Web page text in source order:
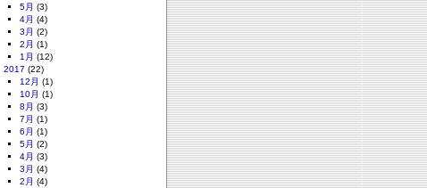
5月 (3)
4月 (4)
3月 (2)
2月 (1)
1月 (12)
2017 (22)
12月 (1)
10月 (1)
8月 (3)
7月 (1)
6月 (1)
5月 (2)
4月 (3)
3月 (4)
2月 (4)